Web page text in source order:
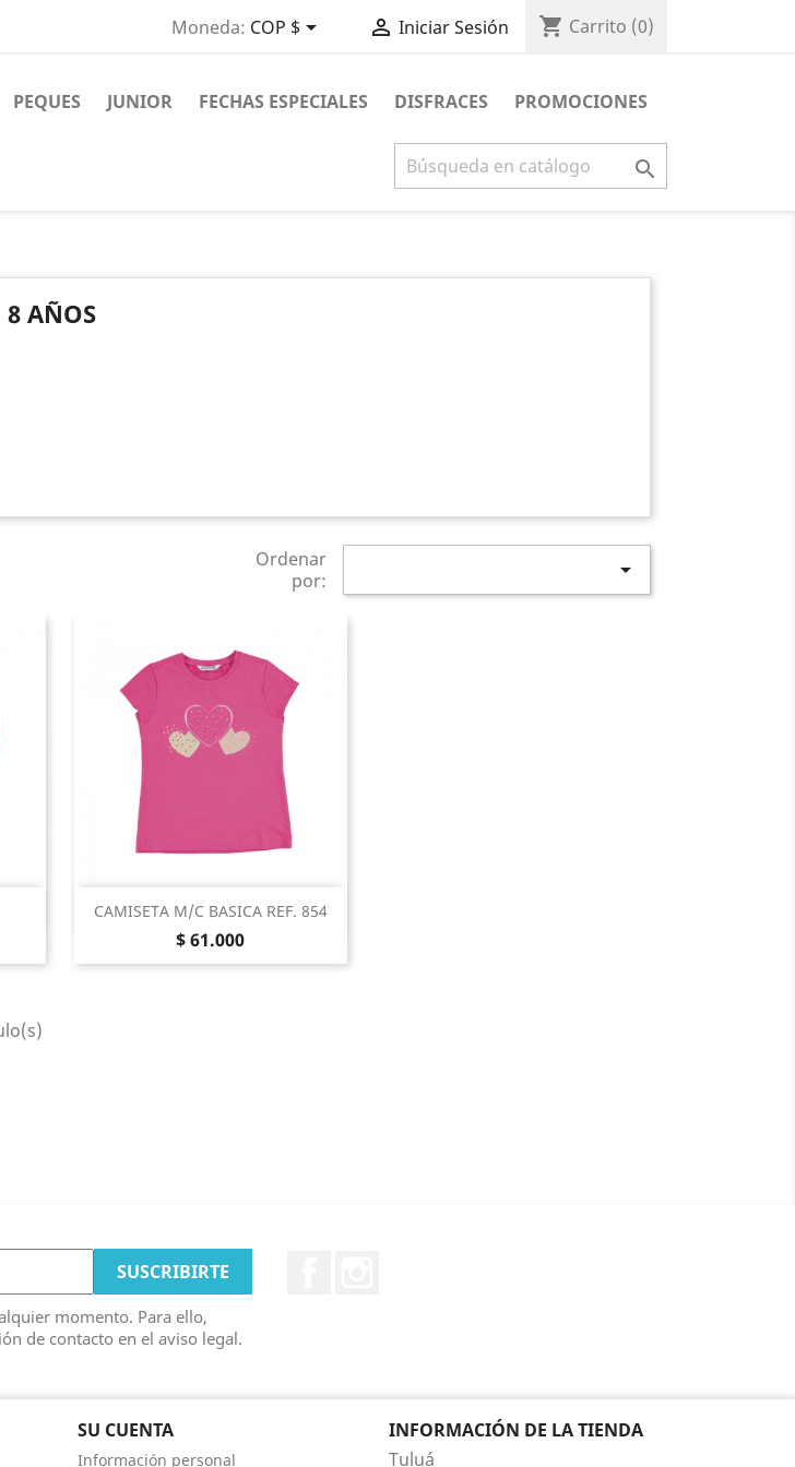
Moneda: COP $  Iniciar Sesión shopping_cart Carrito (0)
PEQUES JUNIOR FECHAS ESPECIALES DISFRACES PROMOCIONES

8 AÑOS
Ordenar
por:

CAMISETA M/C BASICA REF. 854
Precio
$ 61.000
 Vista Rápida
Mermelada
momento. Para ello,
de contacto en el aviso legal.
SU CUENTA
Información personal
INFORMACIÓN DE LA TIENDA
Tuluá